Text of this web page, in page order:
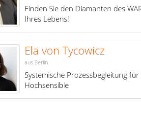
Finden Sie den Diamanten des
Ihres Lebens!
Ela von Tycowicz
aus Berlin
Systemische Prozessbegleitung für
Hochsensible